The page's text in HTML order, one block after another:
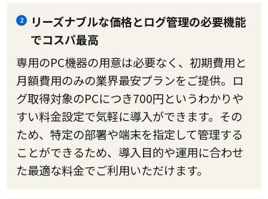
2
リーズナブルな価格とログ管理の必要機能
でコスパ最高
専用のPC機器の用意は必要なく、初期費用と
月額費用のみの業界最安プランをご提供。ロ
グ取得対象のPCにつき700円というわかりや
すい料金設定で気軽に導入ができます。その
ため、特定の部署や端末を指定して管理する
ことができるため、導入目的や運用に合わせ
た最適な料金でご利用いただけます。